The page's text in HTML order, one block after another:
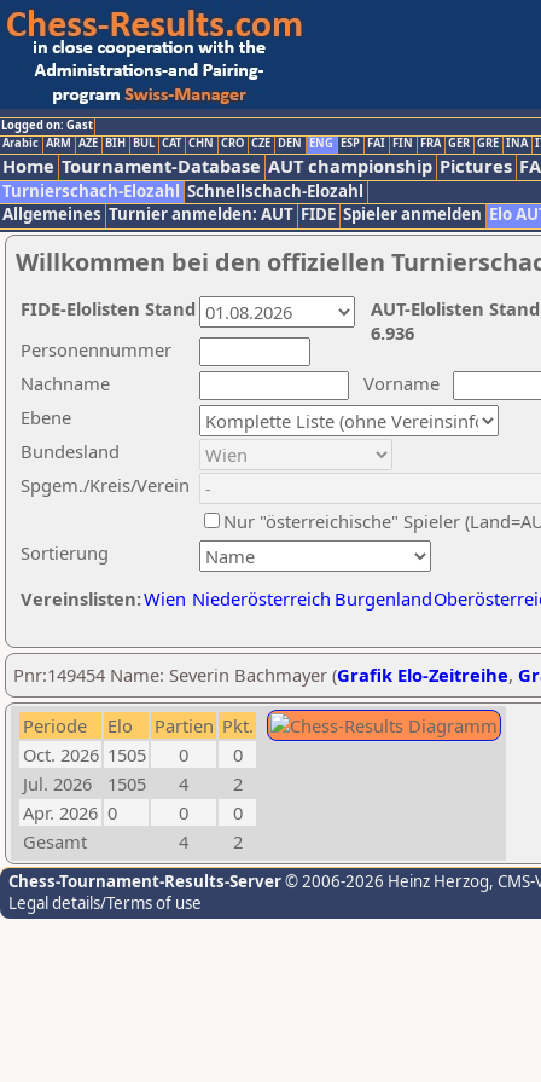
Logged on: Gast
Arabic ARM AZE BIH BUL CAT CHN CRO CZE DEN ENG ESP FAI FIN FRA GER GRE INA
Home Tournament-Database AUT championship Pictures
Turnierschach-Elozahl Schnellschach-Elozahl
Allgemeines Turnier anmelden: AUT FIDE Spieler anmelden Elo
Willkommen bei den offiziellen
Nachname
Vorname
Ebene
Sortierung
Personennummer
Bundesland
Spgem./Kreis/Verein
Nur "österreichische" Spieler
Vereinslisten:Wien Niederösterreich Burgenland
AUT-Elolisten
6.936
FIDE-Elolisten Stand
Pnr:149454 Name: Severin Bachmayer (Grafik Elo-Zeitreihe,
Periode Elo Partien Pkt.
Oct. 2026 1505 0
0
Jul. 2026
1505 4
2
Apr. 2026 0 0
0
Gesamt
4 2
Chess-Tournament-Results-Server© 2006-2026 Heinz Herzog,
Legal details/Terms of use